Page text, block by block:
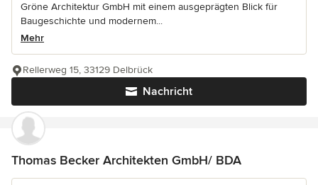
Gröne Architektur GmbH mit einem ausgeprägten Blick für
Baugeschichte und modernem...
Mehr
Nachricht
Rellerweg 15, 33129 Delbrück
Thomas Becker Architekten GmbH/ BDA